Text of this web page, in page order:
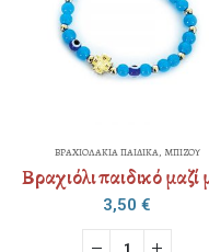
ΚΡΕΜΑΣΤΑ ΛΑΙΜΟΥ ,ΜΠΙΖΟΥ
3,00